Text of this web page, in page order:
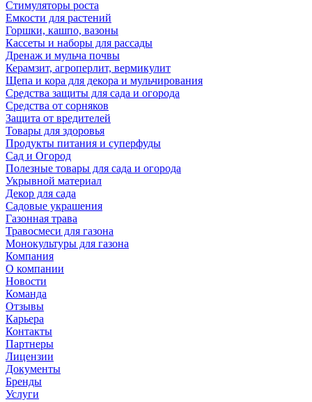
Стимуляторы роста
Емкости для растений
Горшки, кашпо, вазоны
Кассеты и наборы для рассады
Дренаж и мульча почвы
Керамзит, агроперлит, вермикулит
Щепа и кора для декора и мульчирования
Средства защиты для сада и огорода
Средства от сорняков
Защита от вредителей
Товары для здоровья
Продукты питания и суперфуды
Сад и Огород
Полезные товары для сада и огорода
Укрывной материал
Декор для сада
Садовые украшения
Газонная трава
Травосмеси для газона
Монокультуры для газона
Компания
О компании
Новости
Команда
Отзывы
Карьера
Контакты
Партнеры
Лицензии
Документы
Бренды
Услуги